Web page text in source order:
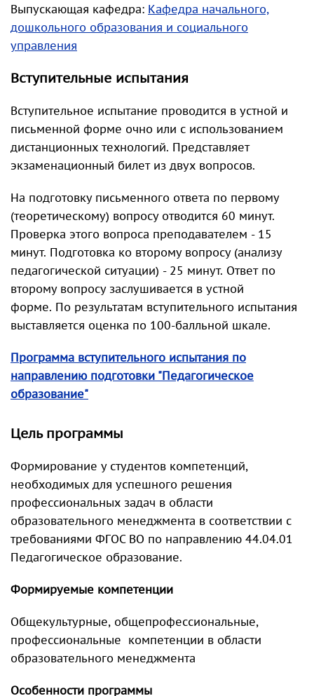
Выпускающая кафедра: Кафедра начального,
дошкольного образования и социального
управления
Вступительные испытания
Вступительное испытание проводится в устной и
письменной форме очно или с использованием
дистанционных технологий. Представляет
экзаменационный билет из двух вопросов.
На подготовку письменного ответа по первому
(теоретическому) вопросу отводится 60 минут.
Проверка этого вопроса преподавателем - 15
минут. Подготовка ко второму вопросу (анализу
педагогической ситуации) - 25 минут. Ответ по
второму вопросу заслушивается в устной
форме. По результатам вступительного испытания
выставляется оценка по 100-балльной шкале.
Программа вступительного испытания по
направлению подготовки "Педагогическое
образование"
Цель программы
Формирование у студентов компетенций,
необходимых для успешного решения
профессиональных задач в области
образовательного менеджмента в соответствии с
требованиями ФГОС ВО по направлению 44.04.01
Педагогическое образование.
Формируемые компетенции
Общекультурные, общепрофессиональные,
профессиональные компетенции в области
образовательного менеджмента
Особенности программы